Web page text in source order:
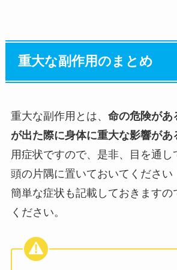
重大な副作用のまとめ
重大な副作用とは、 命の危険があ
が出た際に身体に重大な影響があ
用症状ですので、是非、目を通し
頭の片隅に置いておいてください
簡単な症状も記載しておきますの
ください。